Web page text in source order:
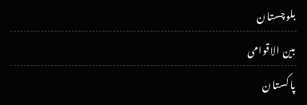
بلوچستان
بین الاقوامی
پاکستان